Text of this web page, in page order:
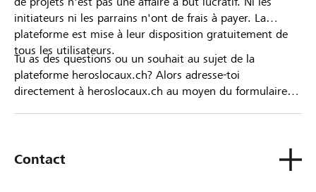
initiateurs ni les parrains n'ont de frais à payer. La
plateforme est mise à leur disposition gratuitement de
tous les utilisateurs.
Tu as des questions ou un souhait au sujet de la
plateforme heroslocaux.ch? Alors adresse-toi
directement à heroslocaux.ch au moyen du formulaire
Contact